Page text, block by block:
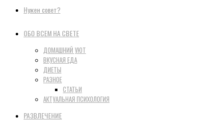
Нужен совет?
ОБО ВСЕМ НА СВЕТЕ
ДОМАШНИЙ УЮТ
ВКУСНАЯ ЕДА
ДИЕТЫ
РАЗНОЕ
СТАТЬИ
АКТУАЛЬНАЯ ПСИХОЛОГИЯ
РАЗВЛЕЧЕНИЕ